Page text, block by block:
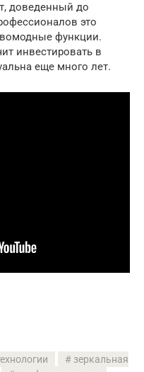
доведенный до
это
функции.
инвестировать в
еще много лет.
зеркальная